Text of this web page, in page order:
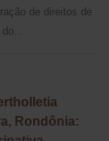
de direitos de
Rondônia: